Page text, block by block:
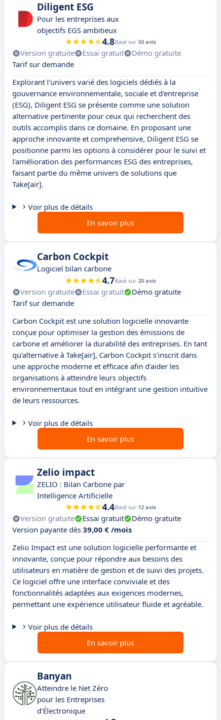
Diligent ESG
Pour les entreprises aux
objectifs EGS ambitieux
4.8Basé sur 50 avis
Version gratuite Essai gratuit
Démo gratuite
Tarif sur demande
Explorant l'univers varié des logiciels dédiés à la
gouvernance environnementale, sociale et d'entreprise
(ESG), Diligent ESG se présente comme une solution
alternative pertinente pour ceux qui recherchent des
outils accomplis dans ce domaine. En proposant une
approche innovante et comprehensive, Diligent ESG se
positionne parmi les options à considérer pour le suivi et
l'amélioration des performances ESG des entreprises,
faisant partie du même univers de solutions que
Take[air].
Voir plus de détails
En savoir plus
Carbon Cockpit
Logiciel bilan carbone
4.7Basé sur 20 avis
Version gratuite Essai gratuit
Démo gratuite
Tarif sur demande
Carbon Cockpit est une solution logicielle innovante
conçue pour optimiser la gestion des émissions de
carbone et améliorer la durabilité des entreprises. En tant
qu'alternative à Take[air], Carbon Cockpit s'inscrit dans
une approche moderne et efficace afin d'aider les
organisations à atteindre leurs objectifs
environnementaux tout en intégrant une gestion intuitive
de leurs ressources.
Voir plus de détails
En savoir plus
Zelio impact
ZELIO : Bilan Carbone par
Intelligence Artificielle
4.4Basé sur 12 avis
Version gratuite Essai gratuit
Démo gratuite
Version payante dès 39,00 € /mois
Zelio Impact est une solution logicielle performante et
innovante, conçue pour répondre aux besoins des
utilisateurs en matière de gestion et de suivi des projets.
Ce logiciel offre une interface conviviale et des
fonctionnalités adaptées aux exigences modernes,
permettant une expérience utilisateur fluide et agréable.
Voir plus de détails
En savoir plus
Banyan
Atteindre le Net Zéro
pour les Entreprises
d'Électronique